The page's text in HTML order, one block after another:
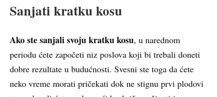
Sanjati kratku kosu
Ako ste sanjali svoju kratku kosu, u narednom
periodu ćete započeti niz poslova koji bi trebali doneti
dobre rezultate u budućnosti. Svesni ste toga da ćete
neko vreme morati pričekati dok ne stignu prvi plodovi